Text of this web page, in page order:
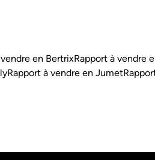
en BertrixRapport à vendre
Rapport à vendre en Jumet